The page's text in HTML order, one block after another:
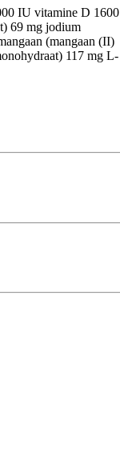
IU vitamine D 1600
69 mg jodium
(mangaan (II)
117 mg L-